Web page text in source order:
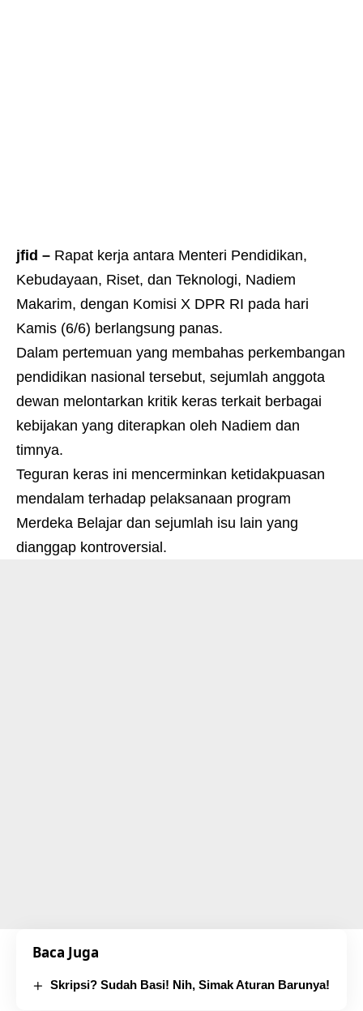
jfid – Rapat kerja antara Menteri Pendidikan,
Kebudayaan, Riset, dan Teknologi, Nadiem
Makarim, dengan Komisi X DPR RI pada hari
Kamis (6/6) berlangsung panas.
Dalam pertemuan yang membahas perkembangan
pendidikan nasional tersebut, sejumlah anggota
dewan melontarkan kritik keras terkait berbagai
kebijakan yang diterapkan oleh Nadiem dan
timnya.
Teguran keras ini mencerminkan ketidakpuasan
mendalam terhadap pelaksanaan program
Merdeka Belajar dan sejumlah isu lain yang
dianggap kontroversial.
Baca Juga
Skripsi? Sudah Basi! Nih, Simak Aturan Barunya!